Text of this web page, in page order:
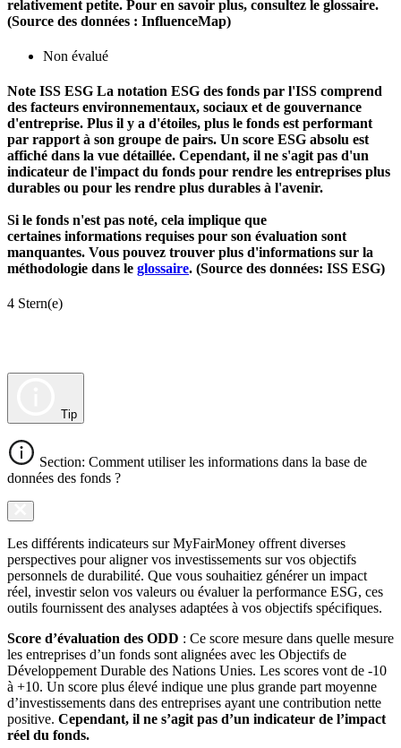
relativement petite. Pour en savoir plus, consultez le glossaire.
(Source des données : InfluenceMap)
Non évalué
Note ISS ESG La notation ESG des fonds par l'ISS comprend
des facteurs environnementaux, sociaux et de gouvernance
d'entreprise. Plus il y a d'étoiles, plus le fonds est performant
par rapport à son groupe de pairs. Un score ESG absolu est
affiché dans la vue détaillée. Cependant, il ne s'agit pas d'un
indicateur de l'impact du fonds pour rendre les entreprises plus
durables ou pour les rendre plus durables à l'avenir.
Si le fonds n'est pas noté, cela implique que
certaines informations requises pour son évaluation sont
manquantes. Vous pouvez trouver plus d'informations sur la
méthodologie dans le glossaire. (Source des données: ISS ESG)
4 Stern(e)
Tip
Section: Comment utiliser les informations dans la base de
données des fonds ?
Les différents indicateurs sur MyFairMoney offrent diverses
perspectives pour aligner vos investissements sur vos objectifs
personnels de durabilité. Que vous souhaitiez générer un impact
réel, investir selon vos valeurs ou évaluer la performance ESG, ces
outils fournissent des analyses adaptées à vos objectifs spécifiques.
Score d’évaluation des ODD : Ce score mesure dans quelle mesure
les entreprises d’un fonds sont alignées avec les Objectifs de
Développement Durable des Nations Unies. Les scores vont de -10
à +10. Un score plus élevé indique une plus grande part moyenne
d’investissements dans des entreprises ayant une contribution nette
positive. Cependant, il ne s’agit pas d’un indicateur de l’impact
réel du fonds.